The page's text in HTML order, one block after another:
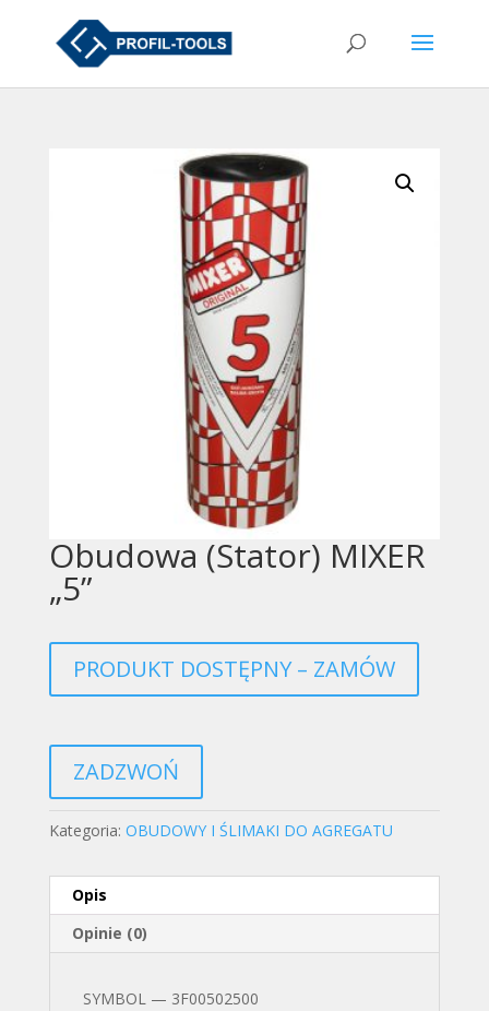
Obudowa (Stator) MIXER
„5”
PRODUKT DOSTĘPNY – ZAMÓW
ZADZWOŃ
Kategoria: OBUDOWY I ŚLIMAKI DO AGREGATU
Opis
Opinie (0)
SYMBOL — 3F00502500